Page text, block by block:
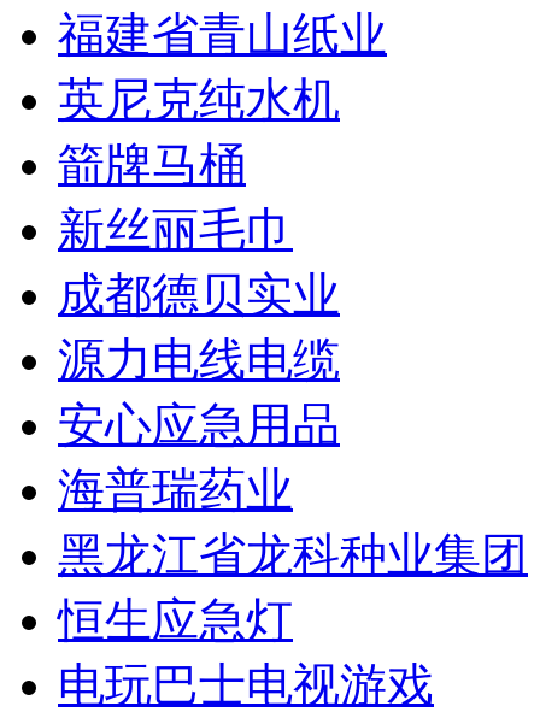
福建省青山纸业
英尼克纯水机
箭牌马桶
新丝丽毛巾
成都德贝实业
源力电线电缆
安心应急用品
海普瑞药业
黑龙江省龙科种业集团
恒生应急灯
电玩巴士电视游戏